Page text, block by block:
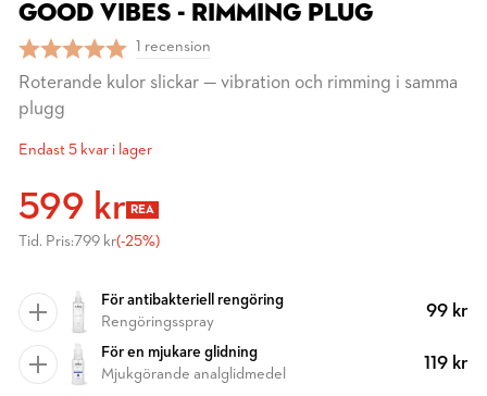
GOOD VIBES - RIMMING PLUG
1 recension
Roterande kulor slickar — vibration och rimming i samma
plugg
Endast 5 kvar i lager
599 kr REA
Tid. Pris:799 kr(-25%)
För antibakteriell rengöring
Rengöringsspray
99 kr
För en mjukare glidning
Mjukgörande analglidmedel
119 kr